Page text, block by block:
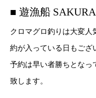
■ 遊漁船
クロマグロ釣りは大変人
約が入っている日もござ
予約は早い者勝ちとなっ
致します。